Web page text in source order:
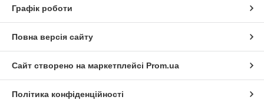
Графік роботи
Повна версія сайту
Сайт створено на маркетплейсі Prom.ua
Політика конфіденційності